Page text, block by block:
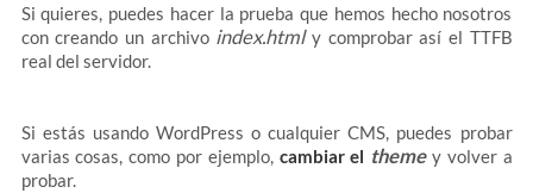
Si quieres, puedes hacer la prueba que hemos hecho nosotros
con creando un archivo index.htmly comprobar así el TTFB
real del servidor.
Si estás usando WordPress o cualquier CMS, puedes probar
varias cosas, como por ejemplo, cambiar el themey volver a
probar.